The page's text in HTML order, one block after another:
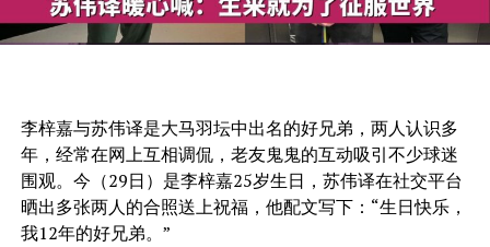
李梓嘉与苏伟译是大马羽坛中出名的好兄弟，两人认识多
年，经常在网上互相调侃，老友鬼鬼的互动吸引不少球迷
围观。今（29日）是李梓嘉25岁生日，苏伟译在社交平台
晒出多张两人的合照送上祝福，他配文写下：“生日快乐，
我12年的好兄弟。”